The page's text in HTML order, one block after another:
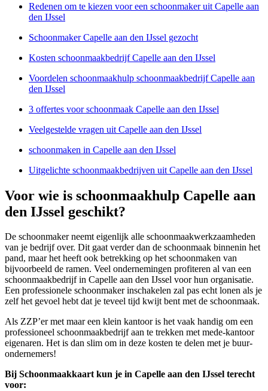
Redenen om te kiezen voor een schoonmaker uit Capelle aan
den IJssel
Schoonmaker Capelle aan den IJssel gezocht
Kosten schoonmaakbedrijf Capelle aan den IJssel
Voordelen schoonmaakhulp schoonmaakbedrijf Capelle aan
den IJssel
3 offertes voor schoonmaak Capelle aan den IJssel
Veelgestelde vragen uit Capelle aan den IJssel
schoonmaken in Capelle aan den IJssel
Uitgelichte schoonmaakbedrijven uit Capelle aan den IJssel
Voor wie is schoonmaakhulp Capelle aan
den IJssel geschikt?
De schoonmaker neemt eigenlijk alle schoonmaakwerkzaamheden
van je bedrijf over. Dit gaat verder dan de schoonmaak binnenin het
pand, maar het heeft ook betrekking op het schoonmaken van
bijvoorbeeld de ramen. Veel ondernemingen profiteren al van een
schoonmaakbedrijf in Capelle aan den IJssel voor hun organisatie.
Een professionele schoonmaker inschakelen zal pas echt lonen als je
zelf het gevoel hebt dat je teveel tijd kwijt bent met de schoonmaak.
Als ZZP’er met maar een klein kantoor is het vaak handig om een
professioneel schoonmaakbedrijf aan te trekken met mede-kantoor
eigenaren. Het is dan slim om in deze kosten te delen met je buur-
ondernemers!
Bij Schoonmaakkaart kun je in Capelle aan den IJssel terecht
voor: